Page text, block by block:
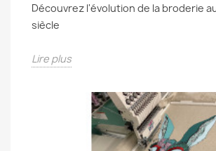
Découvrez l'évolution de la broderie
siècle
Lire plus